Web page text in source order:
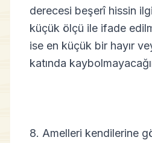
derecesi beşerî hissin
küçük ölçü ile ifade
ise en küçük bir hayır
katında
8. Amelleri kendilerine